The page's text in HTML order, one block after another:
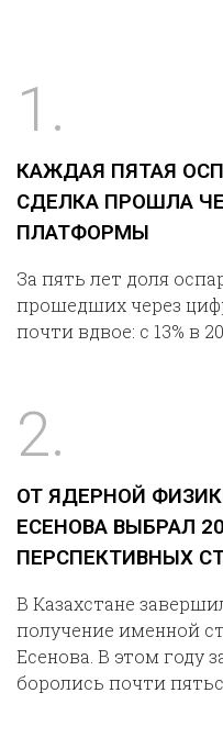
1.
КАЖДАЯ ПЯТАЯ
СДЕЛКА ПРОШЛА
ПЛАТФОРМЫ
За пять лет доля
прошедших через
почти вдвое: с 13% в
2.
ОТ ЯДЕРНОЙ
ЕСЕНОВА ВЫБРАЛ
ПЕРСПЕКТИВНЫХ
В Казахстане
получение именной
Есенова. В этом году
боролись почти